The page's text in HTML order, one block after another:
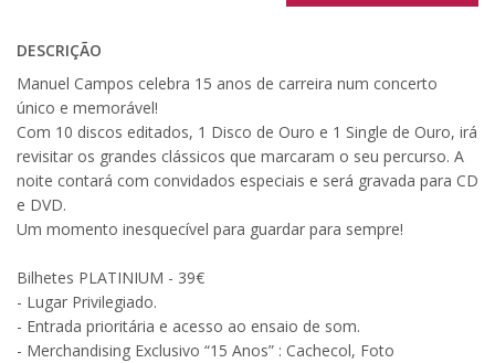
DESCRIÇÃO
Manuel Campos celebra 15 anos de carreira num concerto
único e memorável!
Com 10 discos editados, 1 Disco de Ouro e 1 Single de Ouro, irá
revisitar os grandes clássicos que marcaram o seu percurso. A
noite contará com convidados especiais e será gravada para CD
e DVD.
Um momento inesquecível para guardar para sempre!
Bilhetes PLATINIUM - 39€
- Lugar Privilegiado.
- Entrada prioritária e acesso ao ensaio de som.
- Merchandising Exclusivo “15 Anos” : Cachecol, Foto